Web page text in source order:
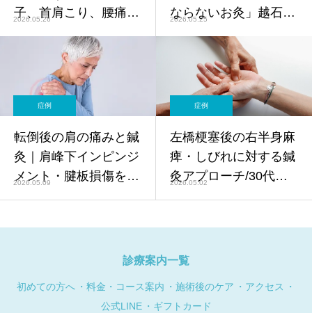
子、首肩こり、腰痛を
修】妊娠中に鍼灸を受
けても大丈夫？まず知
っておきたいこと
2026.05.26
ならないお灸」越石式
2026.05.25
症例
転倒後の肩の痛みと鍼
灸｜肩峰下インピンジ
メント・腱板損傷を疑
2026.05.09
症例
左橋梗塞後の右半身麻
痺・しびれに対する鍼
灸アプローチ/30代、
2026.05.02
診療案内一覧
初めての方へ 料金・コース案内 施術後のケア
アクセス
公式LINE
ギフトカード